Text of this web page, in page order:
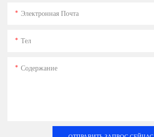
Электронная Почта
Тел
Содержание